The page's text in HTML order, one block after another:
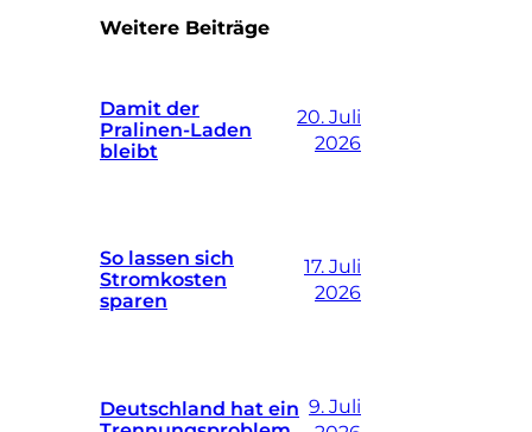
Weitere Beiträge
Damit der
Pralinen-Laden
bleibt
20. Juli
2026
So lassen sich
Stromkosten
sparen
17. Juli
2026
Deutschland hat ein 9. Juli